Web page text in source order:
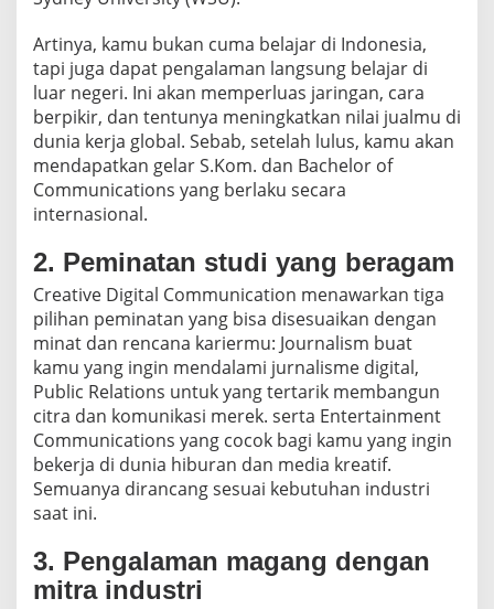
Artinya, kamu bukan cuma belajar di Indonesia,
tapi juga dapat pengalaman langsung belajar di
luar negeri. Ini akan memperluas jaringan, cara
berpikir, dan tentunya meningkatkan nilai jualmu di
dunia kerja global. Sebab, setelah lulus, kamu akan
mendapatkan gelar S.Kom. dan Bachelor of
Communications yang berlaku secara
internasional.
2. Peminatan studi yang beragam
Creative Digital Communication menawarkan tiga
pilihan peminatan yang bisa disesuaikan dengan
minat dan rencana kariermu: Journalism buat
kamu yang ingin mendalami jurnalisme digital,
Public Relations untuk yang tertarik membangun
citra dan komunikasi merek. serta Entertainment
Communications yang cocok bagi kamu yang ingin
bekerja di dunia hiburan dan media kreatif.
Semuanya dirancang sesuai kebutuhan industri
saat ini.
3. Pengalaman magang dengan
mitra industri